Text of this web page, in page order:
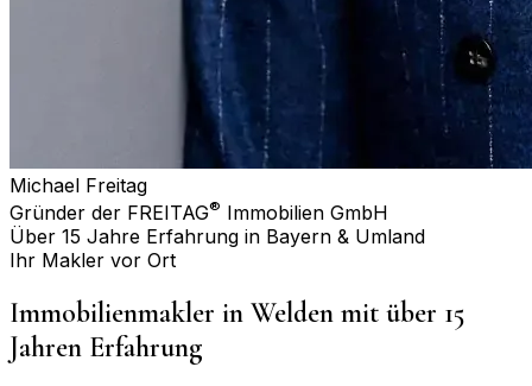
Michael Freitag
Gründer der FREITAG® Immobilien GmbH
Über 15 Jahre Erfahrung in Bayern & Umland
Ihr Makler vor Ort
Immobilienmakler in Welden mit über 15
Jahren Erfahrung